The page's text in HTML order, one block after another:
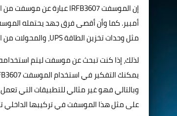
إن الموسفتIRFB3607عبارة عن موسفت من
أمبير. كما وأن أقصى فرق جهد يحتمله
مثل وحدات تخزين الطاقةUPS، والمحولات من
يمكنك التفكير في استخدام الموسفت
وبالتالي فهو غير مثالي للتطبيقات التي
على مثل هذا الموسفت في تركيبها الداخلي